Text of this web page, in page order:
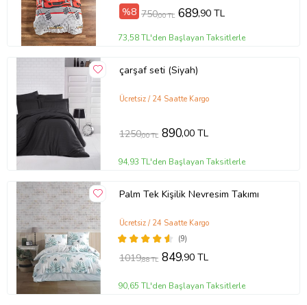
%8 750,00 TL 689,90 TL
73,58 TL'den Başlayan Taksitlerle
çarşaf seti (Siyah)
Ücretsiz / 24 Saatte Kargo
1250,00 TL 890,00 TL
94,93 TL'den Başlayan Taksitlerle
Palm Tek Kişilik Nevresim Takımı
(9)
Ücretsiz / 24 Saatte Kargo
1019,88 TL 849,90 TL
90,65 TL'den Başlayan Taksitlerle